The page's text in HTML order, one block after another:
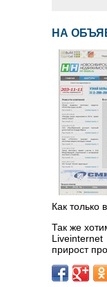
НА
Как только
Так же
прирост